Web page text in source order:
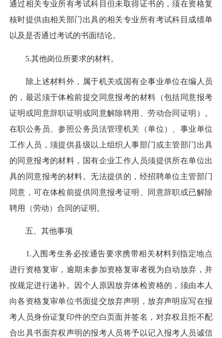
通过相关专业所有考试科目但未取得证书的，须在资格复
核时提供由相关部门出具的相关专业所有考试科目成绩单
以及是否通过考试的书面结论。
5.其他岗位所要求的材料。
除上述材料外，属于机关或国有企事业单位在编人员
的，最迟须于体检前提交同意报考的材料（包括同意报考
证明或同意辞职证明或同意解除聘用、劳动合同证明）。
在职公务员、参照公务员法管理机关（单位）、事业单位
工作人员，须提供县级以上组织人事部门或主管部门出具
的同意报考的材料，国有企业工作人员须提供所在单位出
具的同意报考的材料。无法提供的，经招聘单位主管部门
同意，可在体检前提供同意报考证明、同意辞职或已解除
聘用（劳动）合同的证明。
五、其他事项
1.入围考生务必按通告要求携带相关材料到指定地点
进行资格复审，逾期未参加资格复审者视为自动放弃，并
按规定进行递补。因个人原因放弃体检资格的，须由本人
向各资格复审单位书面提交放弃声明，放弃声明应写在报
考人员身份证复印件的空白页面并签名，对弃权且拒不配
合出具书面弃权声明的报考人员将予以记入报考人员诚信